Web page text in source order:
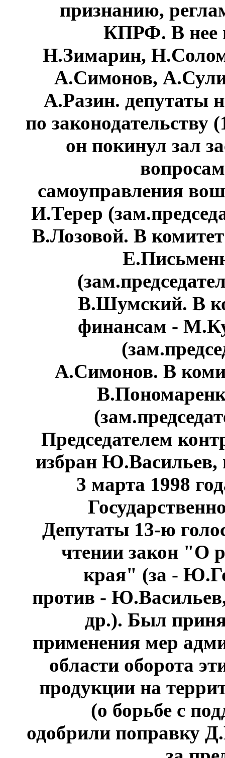
признанию,
КПРФ. В нее
Н.Зимарин,
А.Симонов,
А.Разин. депутаты
по законодательству
он покинул зал
самоуправления
И.Терер
В.Лозовой. В
В.Шумский. В
финансам -
А.Симонов. В
Председателем
избран Ю.Васильев,
3 марта 1998
Депутаты 13-ю
чтении закон "О
края" (за -
против -
др.). Был
применения мер
области оборота
продукции на
(о борьбе с
одобрили поправку